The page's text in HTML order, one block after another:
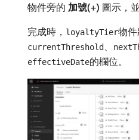
物件旁的​ 加號(+) 圖示，
完成時， loyaltyTier物
currentThreshold
effectiveDate的欄位。